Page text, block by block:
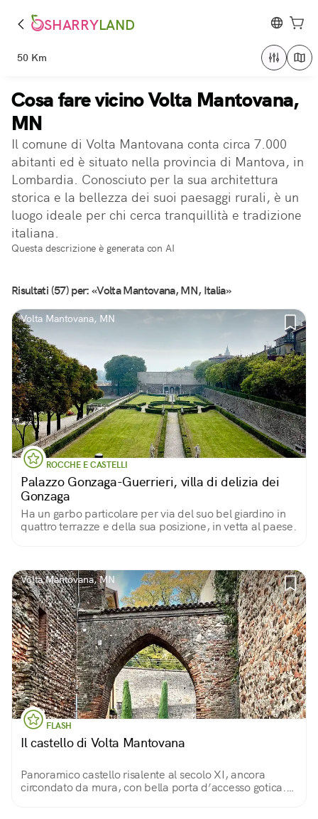
SHARRYLAND
50 Km
Cosa fare vicino Volta Mantovana,
MN
Il comune di Volta Mantovana conta circa 7.000
abitanti ed è situato nella provincia di Mantova, in
Lombardia. Conosciuto per la sua architettura
storica e la bellezza dei suoi paesaggi rurali, è un
luogo ideale per chi cerca tranquillità e tradizione
italiana.
Questa descrizione è generata con AI
Risultati (57) per: «Volta Mantovana, MN, Italia»
Volta Mantovana, MN
ROCCHE E CASTELLI
Palazzo Gonzaga-Guerrieri, villa di delizia dei
Gonzaga
Ha un garbo particolare per via del suo bel giardino in
quattro terrazze e della sua posizione, in vetta al paese.
Volta Mantovana, MN
FLASH
Il castello di Volta Mantovana
Panoramico castello risalente al secolo XI, ancora
circondato da mura, con bella porta d’accesso gotica.